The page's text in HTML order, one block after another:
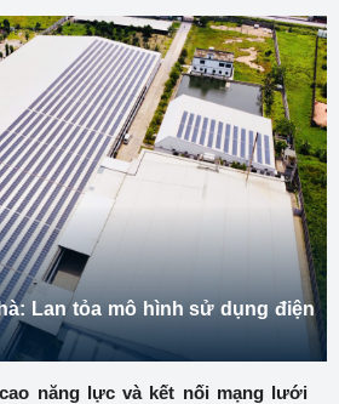
Lan tỏa mô hình sử dụng điện
năng lực và kết nối mạng lưới